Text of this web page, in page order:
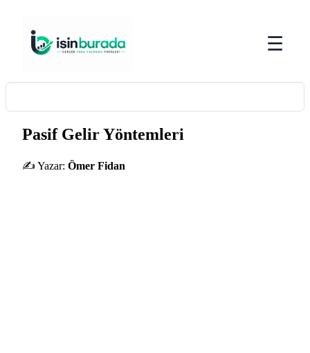
☰
Pasif Gelir Yöntemleri
✍️ Yazar: Ömer Fidan